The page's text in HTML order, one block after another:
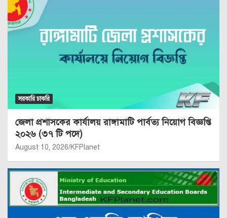
সরকারি চাকরি
জেলা প্রশাসকের কার্যালয় রাঙ্গামাটি পার্বত্য নিয়োগ বিজ্ঞপ্তি
২০২৬ (৩৭ টি পদে)
August 10, 2026 KFPlanet